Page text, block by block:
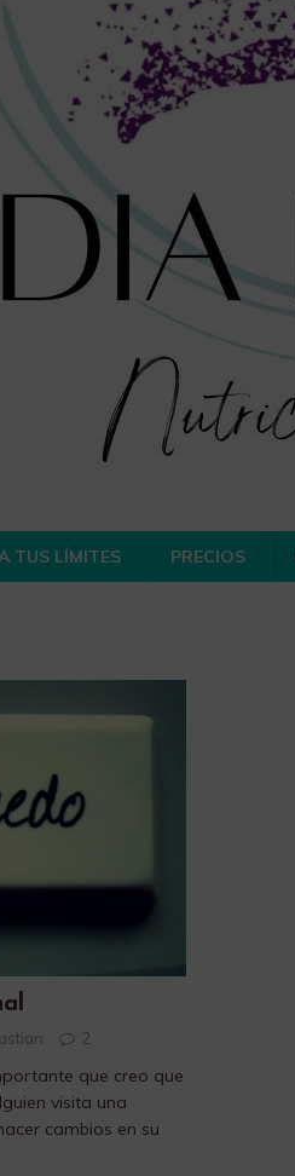
TUS LÍMITES PRECIOS
2
que creo que
visita una
cambios en su